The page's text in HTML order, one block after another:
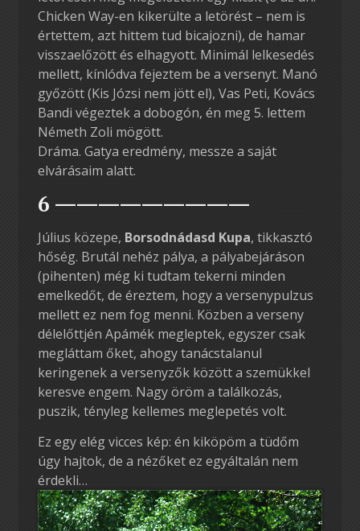
Chicken Way-en kikerülte a letörést – nem is
értettem, azt hittem tud bicajozni), de hamar
visszaelőzött és elhagyott. Minimál lelkesedés
mellett, kínlódva fejeztem be a versenyt. Manó
győzött (Kis Józsi nem jött el), Vas Peti, Kovács
Bandi végeztek a dobogón, én meg 5. lettem
Németh Zoli mögött.
Dráma. Gatya eredmény, messze a saját
elvárásaim alatt.
6 —————————
Július közepe, Borsodnádasd Kupa, tikkasztó
hőség. Brutál nehéz pálya, a pályabejáráson
(pihenten) még ki tudtam tekerni minden
emelkedőt, de éreztem, hogy a versenypulzus
mellett ez nem fog menni. Közben a verseny
délelőttjén Apámék megleptek, egyszer csak
megláttam őket, ahogy tanácstalanul
keringenek a versenyzők között a szemükkel
keresve engem. Nagy öröm a találkozás,
puszik, tényleg kellemes meglepetés volt.
Ez egy elég vicces kép: én kiköpöm a tüdőm
úgy hajtok, de a nézőket ez egyáltalán nem
érdekli…